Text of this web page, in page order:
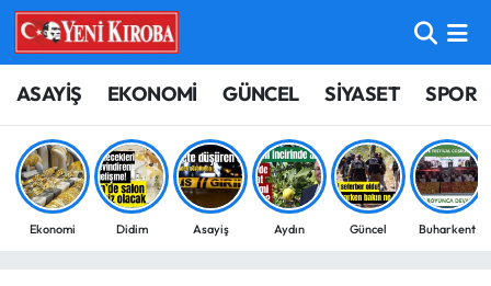
ASAYİŞ EKONOMİ GÜNCEL SİYASET SPOR
Ekonomi Didim Asayiş Aydın Güncel Buharkent
ASAYİŞ
BİLİM-TEKNOLOJİ
ÇEVRE
Aydın Nöbetçi Eczaneler
Aydın Hava Durumu
Aydin Namaz Vakitleri